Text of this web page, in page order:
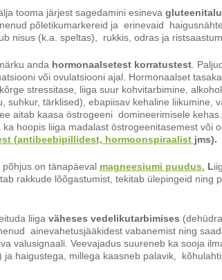
tooma järjest sagedamini esineva
põletikumarkereid ja erinevaid
nisus (k.a. speltas), rukkis, odras ja
anda hormonaalsetest korratustest.
või ovulatsiooni ajal. Hormonaalset
stressitase, liiga suur kohvitarbimine,
suhkur, tärklised), ebapiisav kehaline liikumine,
aitab kaasa östrogeeni domineerimisele
hoopis liiga madalast östrogeenitasemest või
(antibeebipillidest, hormoonspiraalist jms).
on tänapäeval magneesiumi puudus. L
rakkude lõõgastumist, tekitab ülepingeid ning
liiga väheses vedelikutarbimises
ainevahetusjääkidest vabanemist ning
valusignaali. Veevajadus suureneb ka sooja
ja haigustega, millega kaasneb palavik,